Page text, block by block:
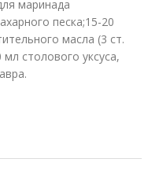
маринада
песка;15-20
масла (3 ст.
столового уксуса,